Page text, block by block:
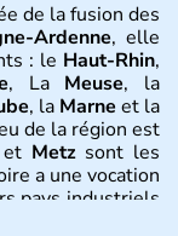
de la fusion des
Ardenne, elle
: le Haut-Rhin,
, La Meuse, la
, la Marne et la
de la région est
Metzsont les
a une vocation
pays industriels